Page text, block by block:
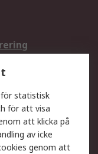
Support
av varor
för statistisk
för att visa
att klicka på
av icke
genom att